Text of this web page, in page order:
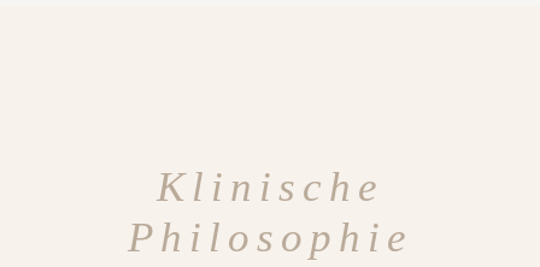
Klinische
Philosophie